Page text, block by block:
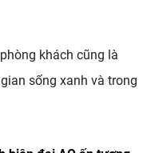
khách cũng là
sống xanh và trong